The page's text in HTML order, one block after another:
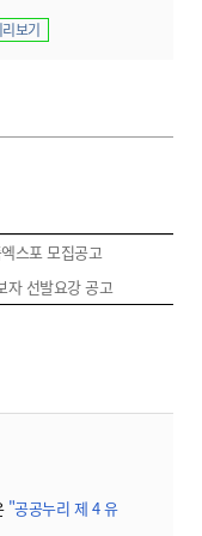
리보기
스포 모집공고
자 선발요강 공고
"공공누리 제 4 유